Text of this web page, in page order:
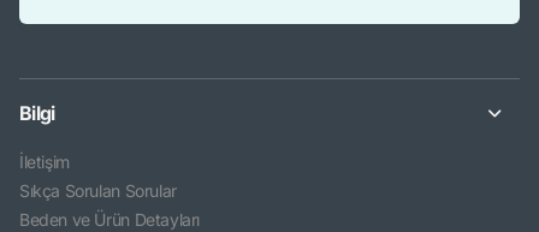
Bilgi
İletişim
Sıkça Sorulan Sorular
Beden ve Ürün Detayları